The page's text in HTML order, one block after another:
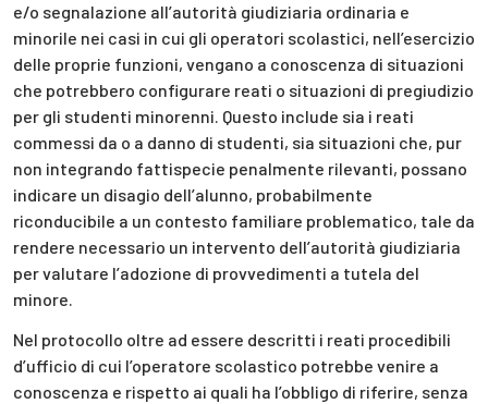
e/o segnalazione all’autorità giudiziaria ordinaria e
minorile nei casi in cui gli operatori scolastici, nell’esercizio
delle proprie funzioni, vengano a conoscenza di situazioni
che potrebbero configurare reati o situazioni di pregiudizio
per gli studenti minorenni. Questo include sia i reati
commessi da o a danno di studenti, sia situazioni che, pur
non integrando fattispecie penalmente rilevanti, possano
indicare un disagio dell’alunno, probabilmente
riconducibile a un contesto familiare problematico, tale da
rendere necessario un intervento dell’autorità giudiziaria
per valutare l’adozione di provvedimenti a tutela del
minore.
Nel protocollo oltre ad essere descritti i reati procedibili
d’ufficio di cui l’operatore scolastico potrebbe venire a
conoscenza e rispetto ai quali ha l’obbligo di riferire, senza